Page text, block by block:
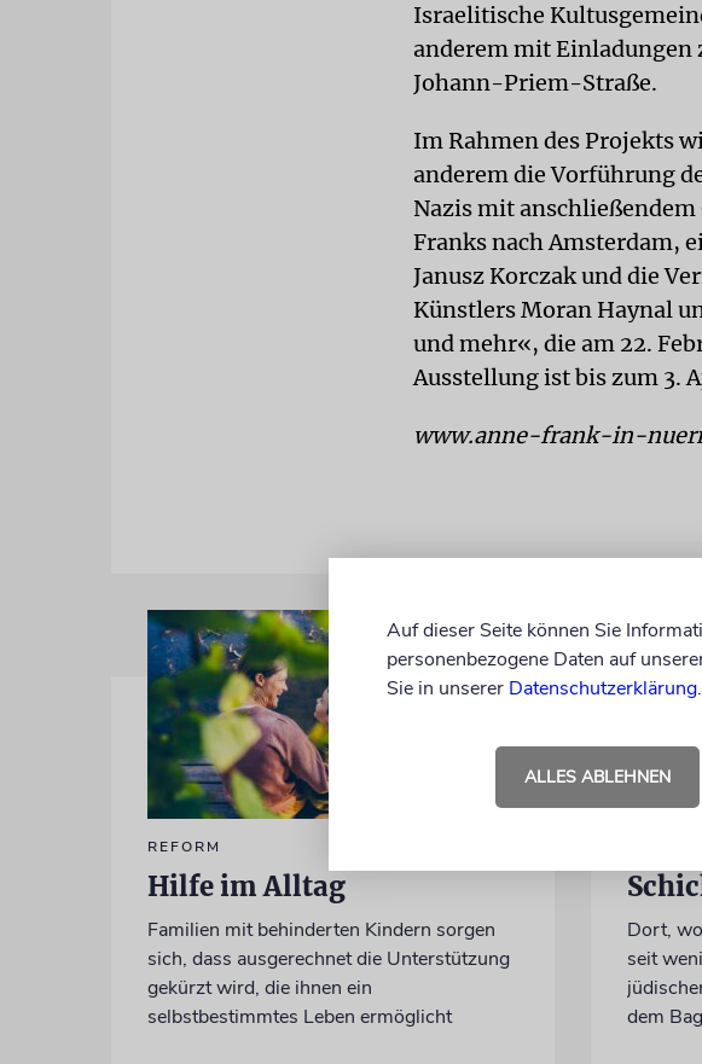
Israelitische
anderem mit Einladungen
Johann-Priem-Straße.
Im Rahmen des Projekts
anderem die Vorführung
Nazis mit anschließendem
Franks nach Amsterdam,
Janusz Korczak und die
Künstlers Moran Haynal
und mehr«, die am 22.
Ausstellung ist bis zum 3.
www.anne-frank-in-
REFORM
Hilfe im Alltag
Familien mit behinderten Kindern sorgen
sich, dass ausgerechnet die Unterstützung
gekürzt wird, die ihnen ein
selbstbestimmtes Leben ermöglicht
Dort,
seit
dem
Auf dieser Seite können Sie
personenbezogene Daten auf
Sie in unserer Datenschutzerklärung.
ALLES ABLEHNEN